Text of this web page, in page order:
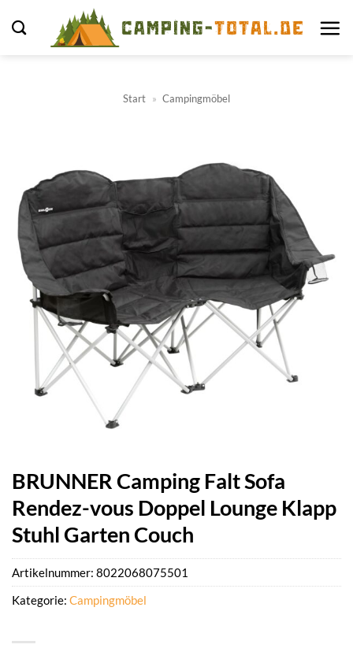
Inhalt
Start » Campingmöbel
BRUNNER Camping Falt Sofa
Rendez-vous Doppel Lounge Klapp
Stuhl Garten Couch
Artikelnummer: 8022068075501
Kategorie: Campingmöbel